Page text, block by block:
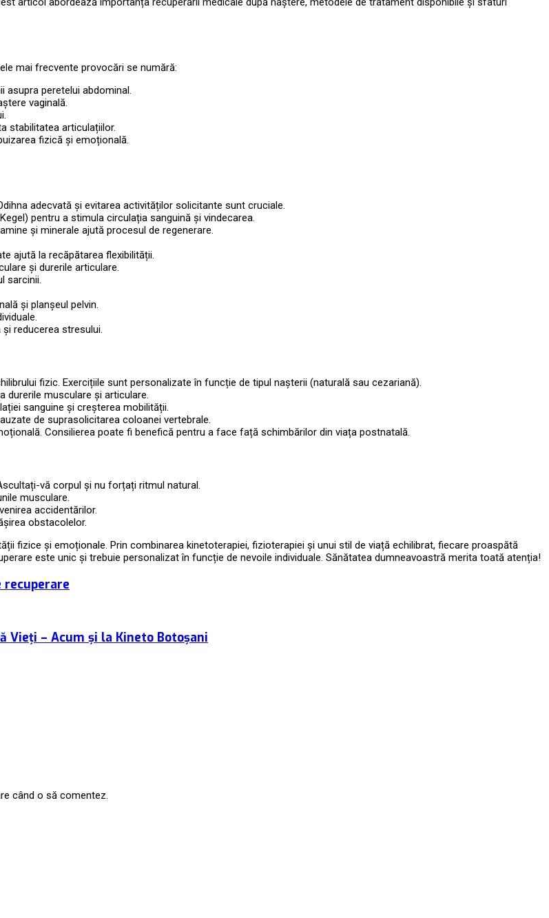
mai frecvente provocări se numără:
asupra peretelui abdominal.
vaginală.
stabilitatea articulațiilor.
fizică și emoțională.
adecvată și evitarea activităților solicitante sunt cruciale.
pentru a stimula circulația sanguină și vindecarea.
și minerale ajută procesul de regenerare.
ajută la recăpătarea flexibilității.
și durerile articulare.
sarcinii.
și planșeul pelvin.
reducerea stresului.
fizic. Exercițiile sunt personalizate în funcție de tipul nașterii (naturală sau cezariană).
durerile musculare și articulare.
sanguine și creșterea mobilității.
de suprasolicitarea coloanei vertebrale.
Consilierea poate fi benefică pentru a face față schimbărilor din viața postnatală.
vă corpul și nu forțați ritmul natural.
musculare.
accidentărilor.
obstacolelor.
fizice și emoționale. Prin combinarea kinetoterapiei, fizioterapiei și unui stil de viață echilibrat, fiecare proaspătă
este unic și trebuie personalizat în funcție de nevoile individuale. Sănătatea dumneavoastră merita toată atenția!
Vieți – Acum și la Kineto Botoșani
când o să comentez.